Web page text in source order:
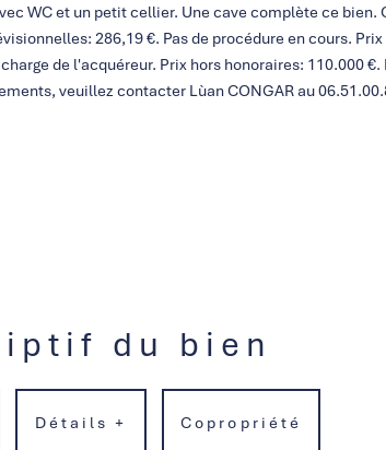
WC et un petit cellier. Une cave complète ce bien.
286,19 €. Pas de procédure en cours. Prix
de l'acquéreur. Prix hors honoraires: 110.000
veuillez contacter Lùan CONGAR au
du bien
Détails + Copropriété